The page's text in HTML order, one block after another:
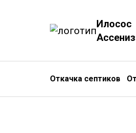
Илосос
Откачка септиков